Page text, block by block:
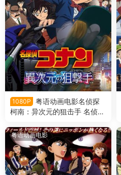
1080P
粤语动画电影名侦探
柯南：异次元的狙击手 名侦探
击手粤语版
粤语动画电影